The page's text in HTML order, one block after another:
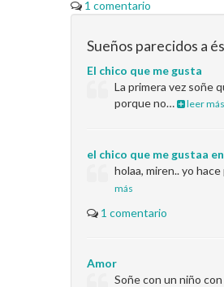
1 comentario
Sueños parecidos a
El chico que me gusta
La primera vez soñe
porque no…
leer más
el chico que me gustaa
holaa, miren.. yo
más
1 comentario
Amor
Soñe con un niño